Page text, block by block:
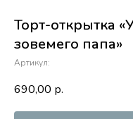
Торт-открытка
зовемего папа»
Артикул:
690,00 р.